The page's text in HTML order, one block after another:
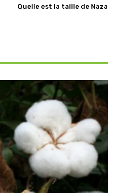
Quelle est la taille de Naza